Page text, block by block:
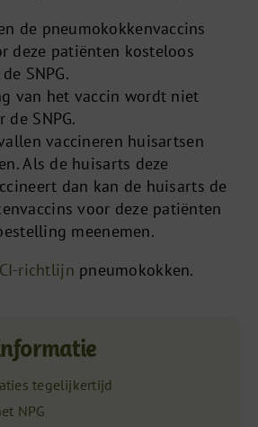
de pneumokokkenvaccins
deze patiënten kosteloos
SNPG.
van het vaccin wordt niet
SNPG.
vaccineren huisartsen
Als de huisarts deze
dan kan de huisarts de
voor deze patiënten
meenemen.
richtlijn pneumokokken.
tegelijkertijd
NPG